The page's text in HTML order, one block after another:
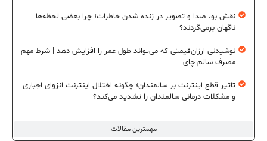
مهمترین مقالات
نقش بو، صدا و تصویر در زنده شدن خاطرات؛ چرا بعضی لحظه‌ها
ناگهان برمی‌گردند؟
نوشیدنی ارزان‌قیمتی که می‌تواند طول عمر را افزایش دهد | شرط مهم
مصرف سالم چای
تاثیر قطع اینترنت بر سالمندان؛ چگونه اختلال اینترنت انزوای اجباری
و مشکلات درمانی سالمندان را تشدید می‌کند؟